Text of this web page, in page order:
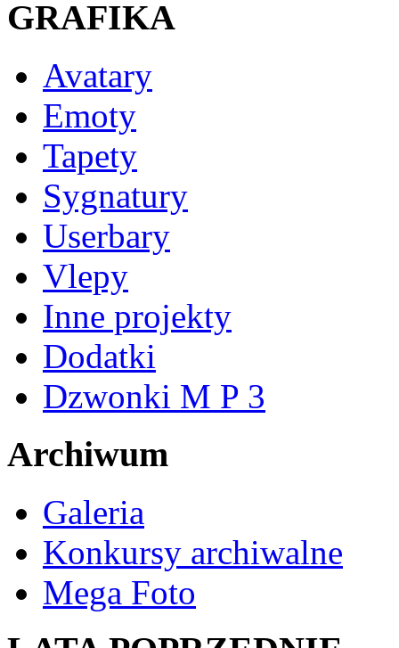
GRAFIKA
Avatary
Emoty
Tapety
Sygnatury
Userbary
Vlepy
Inne projekty
Dodatki
Dzwonki M P 3
Archiwum
Galeria
Konkursy archiwalne
Mega Foto